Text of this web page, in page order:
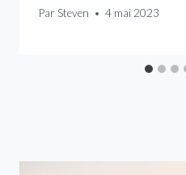
Par Steven 4 mai 2023